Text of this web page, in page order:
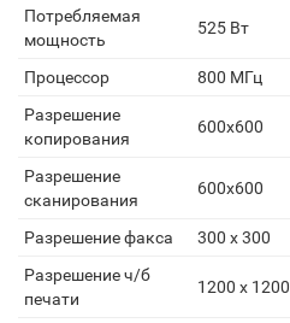
Потребляемая
мощность
525 Вт
Процессор
800 МГц
Разрешение
копирования
600х600
Разрешение
сканирования
600х600
Разрешение факса
300 х 300
Разрешение ч/б
печати
1200 x 1200